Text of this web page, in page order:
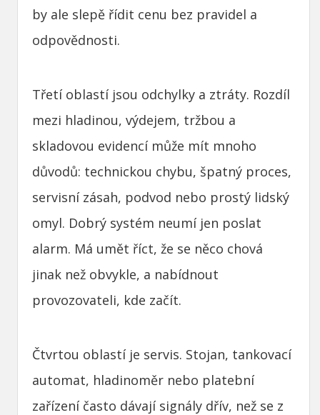
by ale slepě řídit cenu bez pravidel a
odpovědnosti.
Třetí oblastí jsou odchylky a ztráty. Rozdíl
mezi hladinou, výdejem, tržbou a
skladovou evidencí může mít mnoho
důvodů: technickou chybu, špatný proces,
servisní zásah, podvod nebo prostý lidský
omyl. Dobrý systém neumí jen poslat
alarm. Má umět říct, že se něco chová
jinak než obvykle, a nabídnout
provozovateli, kde začít.
Čtvrtou oblastí je servis. Stojan, tankovací
automat, hladinoměr nebo platební
zařízení často dávají signály dřív, než se z